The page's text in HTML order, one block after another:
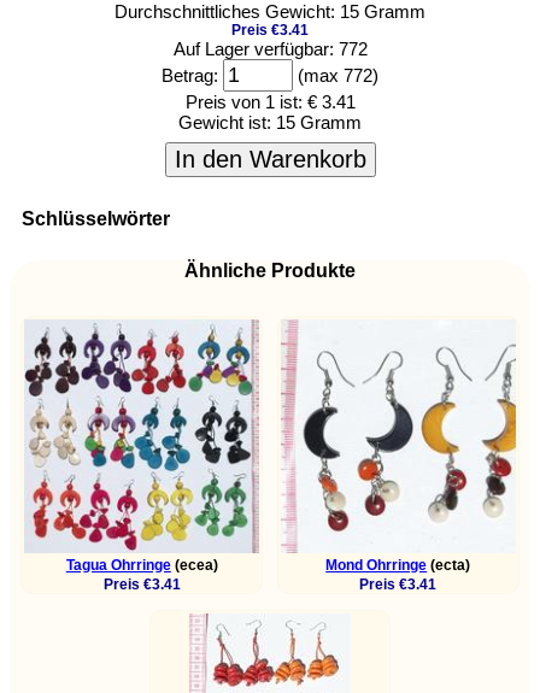
Durchschnittliches Gewicht: 15 Gramm
Preis €3.41
Auf Lager verfügbar: 772
Betrag:
(max 772)
Preis von 1 ist: € 3.41
Gewicht ist: 15 Gramm
In den Warenkorb
Schlüsselwörter
Ähnliche Produkte
Tagua Ohrringe(ecea)
Preis €3.41
Mond Ohrringe (ecta)
Preis €3.41